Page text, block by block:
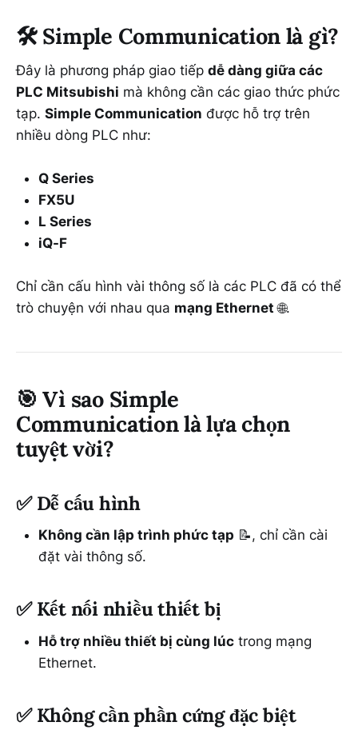
🛠️ Simple Communication là gì?
Đây là phương pháp giao tiếp dễ dàng giữa các
PLC Mitsubishi mà không cần các giao thức phức
tạp. Simple Communication được hỗ trợ trên
nhiều dòng PLC như:
Q Series
FX5U
L Series
iQ-F
Chỉ cần cấu hình vài thông số là các PLC đã có thể
trò chuyện với nhau qua mạng Ethernet 🌐.
🎯Vì sao Simple
Communication là lựa chọn
tuyệt vời?
✅Dễ cấu hình
Không cần lập trình phức tạp 📝, chỉ cần cài
đặt vài thông số.
✅Kết nối nhiều thiết bị
Hỗ trợ nhiều thiết bị cùng lúc trong mạng
Ethernet.
✅Không cần phần cứng đặc biệt